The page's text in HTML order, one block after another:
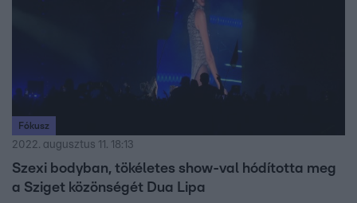
Fókusz
2022. augusztus 11. 18:13
Szexi bodyban, tökéletes show-val hódította meg
a Sziget közönségét Dua Lipa